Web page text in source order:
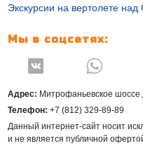
Экскурсии на вертолете
Мы в соцсетях:
 
Адрес: Митрофаньевское
Телефон: +7 (812) 329-89-89
Данный интернет-сайт носит
и не является публичной